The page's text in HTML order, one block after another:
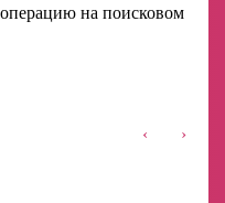
на поисковом
‹ ›